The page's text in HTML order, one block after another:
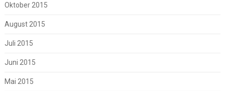
Oktober 2015
August 2015
Juli 2015
Juni 2015
Mai 2015